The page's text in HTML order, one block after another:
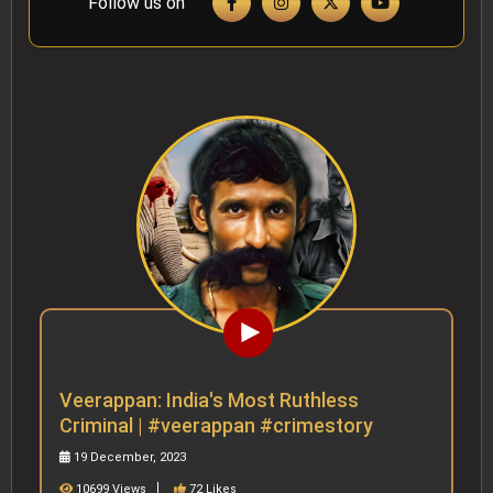
Veerappan: India's Most Ruthless
Criminal | #veerappan #crimestory
19 December, 2023
10699 Views 72 Likes